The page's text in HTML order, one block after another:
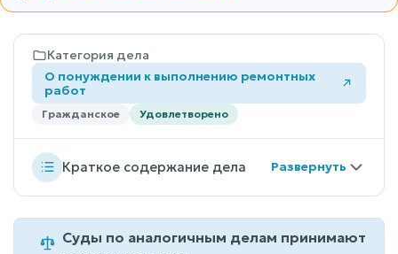
Категория дела
О понуждении к выполнению ремонтных
работ
Гражданское Удовлетворено
Краткое содержание дела
Суды по аналогичным делам принимают